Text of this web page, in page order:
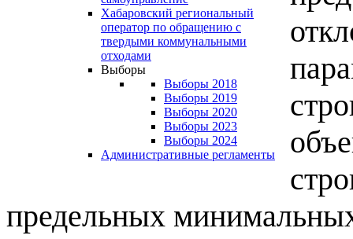
Хабаровский региональный
оператор по обращению с
твердыми коммунальными
отходами
Выборы
Выборы 2018
Выборы 2019
Выборы 2020
Выборы 2023
Выборы 2024
Административные регламенты
предельных